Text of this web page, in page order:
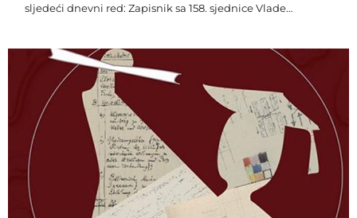
sljedeći dnevni red: Zapisnik sa 158. sjednice Vlade
jezero“ za godinu (na suglasnost) – Ministarstvo prostornog
uređenja, građenja, zaštite okoliša, povratka i stambenih
poslovaa) Godišnji plan financiranja Poslovne jedinice
Spomenik prirode „Prokoško jezero“ za godinu (na […]